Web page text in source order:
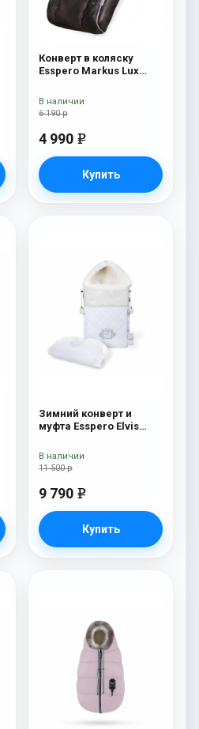
Конверт в коляску
Esspero Markus Lux
овечья шерсть) Brown
6 190 р
4 990 e
Купить
В наличии
Зимний конверт и
муфта Esspero Elvis
Like
11 500 р
9 790 e
Купить
В наличии